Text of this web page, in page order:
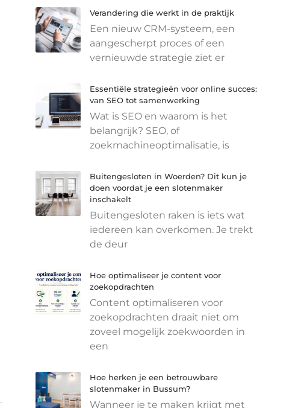
Verandering die werkt in de praktijk
Een nieuw CRM-systeem, een
aangescherpt proces of een
vernieuwde strategie ziet er
Essentiële strategieën voor online succes:
van SEO tot samenwerking
Wat is SEO en waarom is het
belangrijk? SEO, of
zoekmachineoptimalisatie, is
Buitengesloten in Woerden? Dit kun je
doen voordat je een slotenmaker
inschakelt
Buitengesloten raken is iets wat
iedereen kan overkomen. Je trekt
de deur
Hoe optimaliseer je content voor
zoekopdrachten
Content optimaliseren voor
zoekopdrachten draait niet om
zoveel mogelijk zoekwoorden in
een
Hoe herken je een betrouwbare
slotenmaker in Bussum?
Wanneer je te maken krijgt met